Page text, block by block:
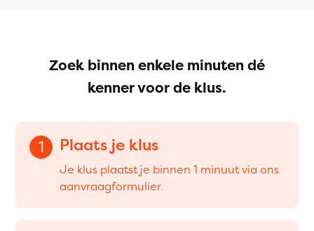
Zoek binnen enkele minuten dé
kenner voor de klus.
1 Plaats je klus
Je klus plaatst je binnen 1 minuut via ons
aanvraagformulier.